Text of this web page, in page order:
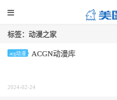
标签：动漫之家
acg动漫 ACGN动漫库
2024-02-24